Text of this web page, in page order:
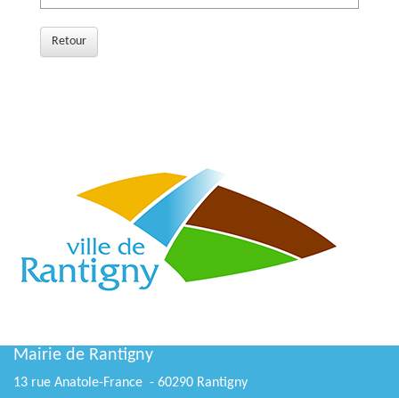
Retour
Mairie de Rantigny
13 rue Anatole-France - 60290 Rantigny